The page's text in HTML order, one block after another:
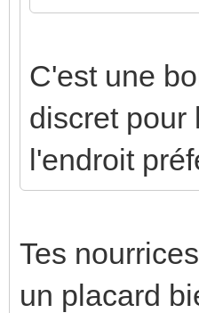
C'est une
discret pour
l'endroit
Tes
un placard